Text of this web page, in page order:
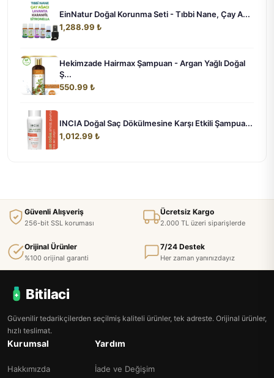
EinNatur Doğal Korunma Seti - Tıbbi Nane, Çay A...
1,288.99 ₺
Hekimzade Hairmax Şampuan - Argan Yağlı Doğal
Ş...
550.99 ₺
INCIA Doğal Saç Dökülmesine Karşı Etkili Şampua...
1,012.99 ₺
Güvenli Alışveriş
256-bit SSL koruması
Ücretsiz Kargo
2.000 TL üzeri siparişlerde
Orijinal Ürünler
%100 orijinal garanti
7/24 Destek
Her zaman yanınızdayız
Bitilaci
Güvenilir tedarikçilerden seçilmiş kaliteli ürünler, tek adreste. Orijinal ürünler,
hızlı teslimat.
Kurumsal
Hakkımızda
Yardım
İade ve Değişim